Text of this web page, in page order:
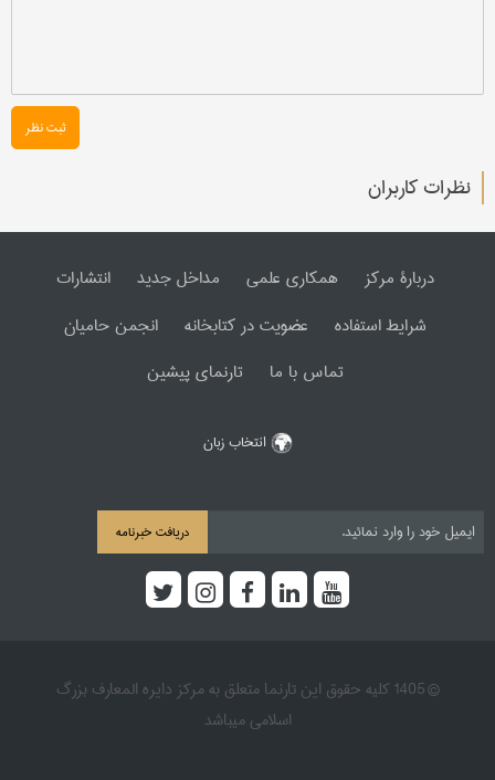
ثبت نظر
نظرات کاربران
دربارۀ مرکز همکاری علمی مداخل جدید
انتشارات
شرایط استفاده
عضویت در کتابخانه
انجمن حامیان
تماس با ما
تارنمای پیشین
انتخاب زبان
دریافت خبرنامه
© 1405 کلیه حقوق این تارنما متعلق به مرکز دایره المعارف بزرگ
اسلامی میباشد